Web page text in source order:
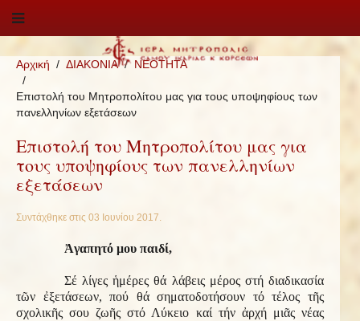
Αρχική ΔΙΑΚΟΝΙΑ ΝΕΟΤΗΤΑ
Επιστολή του Μητροπολίτου μας για τους υποψηφίους των
πανελληνίων εξετάσεων
Επιστολή του Μητροπολίτου μας για
τους υποψηφίους των πανελληνίων
εξετάσεων
Συντάχθηκε στις 03 Ιουνίου 2017.
Ἀγαπητό μου παιδί,
Σέ λίγες ἡμέρες θά λάβεις μέρος στή διαδικασία
τῶν ἐξετάσεων, πού θά σηματοδοτήσουν τό τέλος τῆς
σχολικῆς σου ζωῆς στό Λύκειο καί τήν ἀρχή μιᾶς νέας